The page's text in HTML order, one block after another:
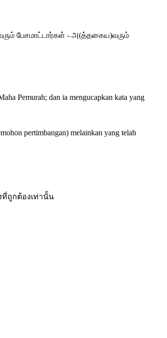
பேசமாட்டார்கள் - அ(த்தகைய)வரும்
Pemurah; dan ia mengucapkan kata yang
pertimbangan) melainkan yang telah
ถูกต้องเท่านั้น